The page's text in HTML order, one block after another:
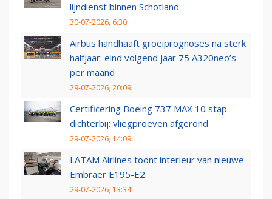
lijndienst binnen Schotland
30-07-2026, 6:30
Airbus handhaaft groeiprognoses na sterk
halfjaar: eind volgend jaar 75 A320neo’s
per maand
29-07-2026, 20:09
Certificering Boeing 737 MAX 10 stap
dichterbij: vliegproeven afgerond
29-07-2026, 14:09
LATAM Airlines toont interieur van nieuwe
Embraer E195-E2
29-07-2026, 13:34